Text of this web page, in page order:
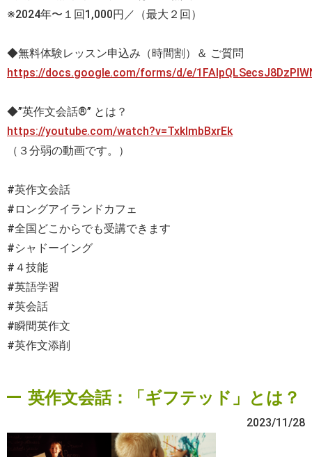
※2024年〜１回1,000円／（最大２回）
◆無料体験レッスン申込み（時間割）＆ ご質問
https://docs.google.com/forms/d/e/
◆”英作文会話®” とは？
https://youtube.com/watch?v=TxklmbBxrEk
（３分弱の動画です。）
#英作文会話
#ロングアイランドカフェ
#全国どこからでも受講できます
#シャドーイング
#４技能
#英語学習
#英会話
#瞬間英作文
#英作文添削
英作文会話：「ギフテッド」とは？
2023/11/28